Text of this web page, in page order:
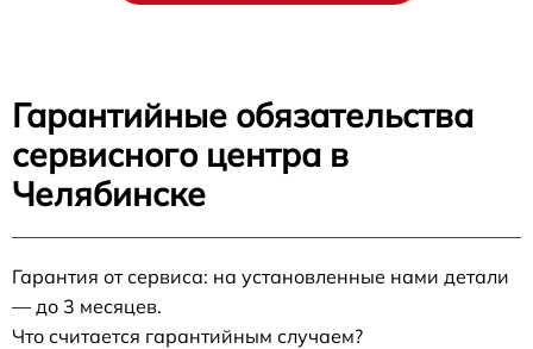
Гарантийные обязательства
сервисного центра в
Челябинске
Гарантия от сервиса: на установленные нами детали
— до 3 месяцев.
Что считается гарантийным случаем?